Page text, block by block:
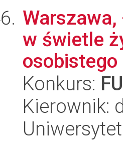
w świetle
osobistego
Konkurs:
Kierownik: